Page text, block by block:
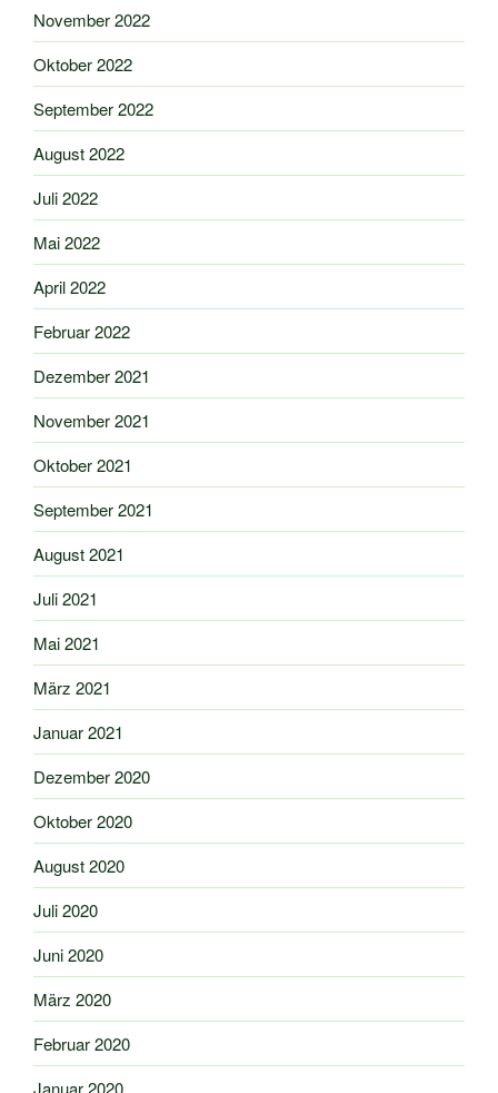
November 2022
Oktober 2022
September 2022
August 2022
Juli 2022
Mai 2022
April 2022
Februar 2022
Dezember 2021
November 2021
Oktober 2021
September 2021
August 2021
Juli 2021
Mai 2021
März 2021
Januar 2021
Dezember 2020
Oktober 2020
August 2020
Juli 2020
Juni 2020
März 2020
Februar 2020
Januar 2020